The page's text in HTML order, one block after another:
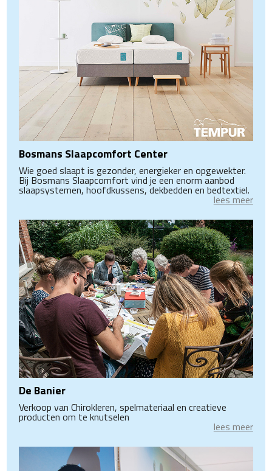
Bosmans Slaapcomfort Center
Wie goed slaapt is gezonder, energieker en opgewekter.
Bij Bosmans Slaapcomfort vind je een enorm aanbod
slaapsystemen, hoofdkussens, dekbedden en bedtextiel.
lees meer
De Banier
Verkoop van Chirokleren, spelmateriaal en creatieve
producten om te knutselen
lees meer